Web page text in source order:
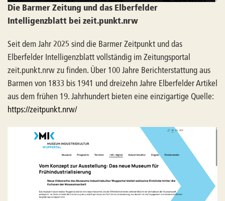
Die Barmer Zeitung und das Elberfelder
Intelligenzblatt bei zeit.punkt.nrw
Seit dem Jahr 2025 sind die Barmer Zeitpunkt und das
Elberfelder Intelligenzblatt vollständig im Zeitungsportal
zeit.punkt.nrw zu finden. Über 100 Jahre Berichterstattung aus
Barmen von 1833 bis 1941 und dreizehn Jahre Elberfelder Artikel
aus dem frühen 19. Jahrhundert bieten eine einzigartige Quelle:
https://zeitpunkt.nrw/